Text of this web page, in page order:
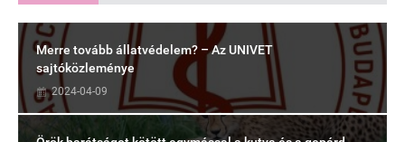
Merre tovább állatvédelem? – Az UNIVET
sajtóközleménye
2024-04-09